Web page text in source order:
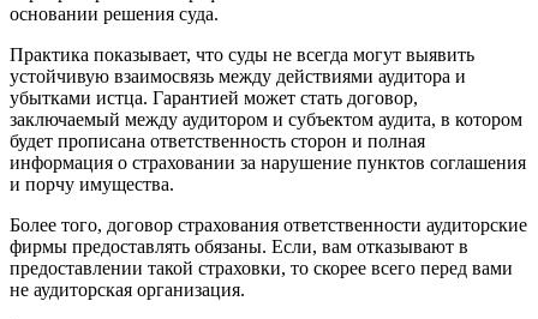
основании решения суда.
Практика показывает, что суды не всегда могут выявить
устойчивую взаимосвязь между действиями аудитора и
убытками истца. Гарантией может стать договор,
заключаемый между аудитором и субъектом аудита, в котором
будет прописана ответственность сторон и полная
информация о страховании за нарушение пунктов соглашения
и порчу имущества.
Более того, договор страхования ответственности аудиторские
фирмы предоставлять обязаны. Если, вам отказывают в
предоставлении такой страховки, то скорее всего перед вами
не аудиторская организация.